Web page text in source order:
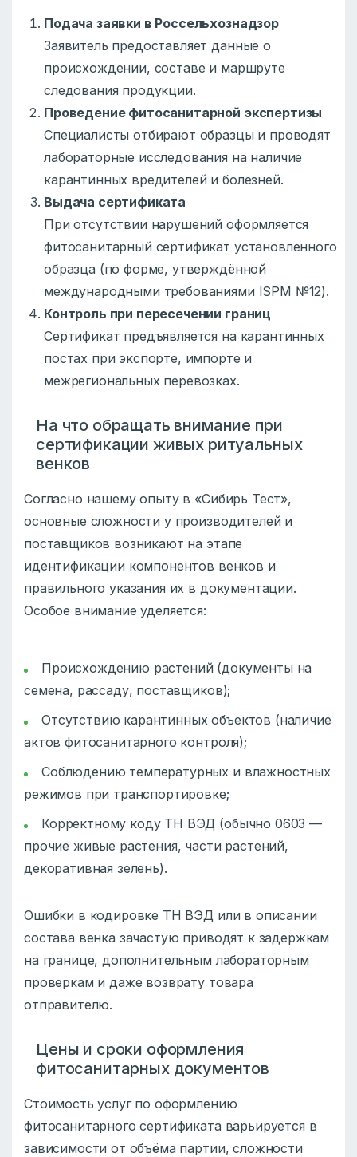
Подача заявки в Россельхознадзор
Заявитель предоставляет данные о
происхождении, составе и маршруте
следования продукции.
Проведение фитосанитарной экспертизы
Специалисты отбирают образцы и проводят
лабораторные исследования на наличие
карантинных вредителей и болезней.
Выдача сертификата
При отсутствии нарушений оформляется
фитосанитарный сертификат установленного
образца (по форме, утверждённой
международными требованиями ISPM №12).
Контроль при пересечении границ
Сертификат предъявляется на карантинных
постах при экспорте, импорте и
межрегиональных перевозках.
На что обращать внимание при
сертификации живых ритуальных
венков
Согласно нашему опыту в «Сибирь Тест»,
основные сложности у производителей и
поставщиков возникают на этапе
идентификации компонентов венков и
правильного указания их в документации.
Особое внимание уделяется:
Происхождению растений (документы на
семена, рассаду, поставщиков);
Отсутствию карантинных объектов (наличие
актов фитосанитарного контроля);
Соблюдению температурных и влажностных
режимов при транспортировке;
Корректному коду ТН ВЭД (обычно 0603 —
прочие живые растения, части растений,
декоративная зелень).
Ошибки в кодировке ТН ВЭД или в описании
состава венка зачастую приводят к задержкам
на границе, дополнительным лабораторным
проверкам и даже возврату товара
отправителю.
Цены и сроки оформления
фитосанитарных документов
Стоимость услуг по оформлению
фитосанитарного сертификата варьируется в
зависимости от объёма партии, сложности